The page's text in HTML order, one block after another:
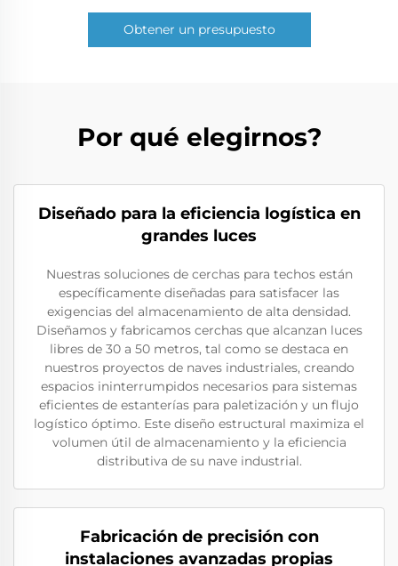
Obtener un presupuesto
Por qué elegirnos?
Diseñado para la eficiencia logística en
grandes luces
Nuestras soluciones de cerchas para techos están
específicamente diseñadas para satisfacer las
exigencias del almacenamiento de alta densidad.
Diseñamos y fabricamos cerchas que alcanzan luces
libres de 30 a 50 metros, tal como se destaca en
nuestros proyectos de naves industriales, creando
espacios ininterrumpidos necesarios para sistemas
eficientes de estanterías para paletización y un flujo
logístico óptimo. Este diseño estructural maximiza el
volumen útil de almacenamiento y la eficiencia
distributiva de su nave industrial.
Fabricación de precisión con
instalaciones avanzadas propias